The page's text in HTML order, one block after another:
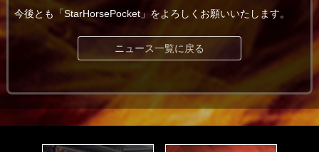
今後とも「StarHorsePocket」をよろしくお願いいたします。
ニュース一覧に戻る